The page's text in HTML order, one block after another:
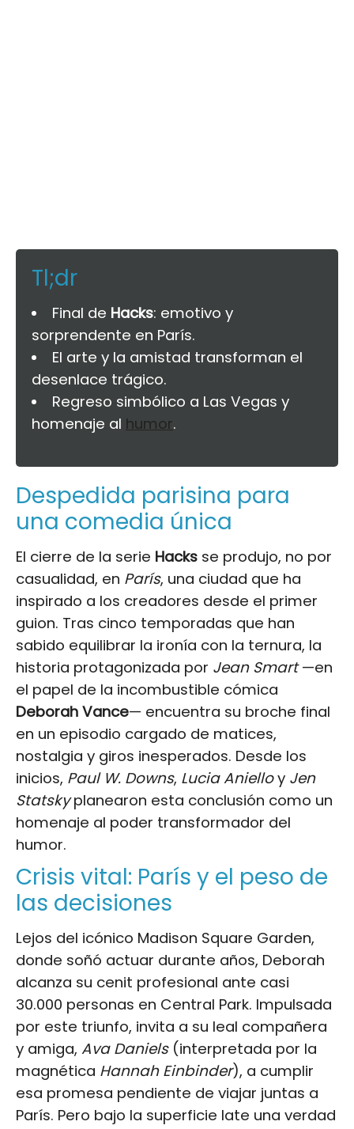
Tl;dr
Final de Hacks: emotivo y
sorprendente en París.
El arte y la amistad transforman el
desenlace trágico.
Regreso simbólico a Las Vegas y
homenaje al humor.
Despedida parisina para
una comedia única
El cierre de la serie Hacks se produjo, no por
casualidad, en París, una ciudad que ha
inspirado a los creadores desde el primer
guion. Tras cinco temporadas que han
sabido equilibrar la ironía con la ternura, la
historia protagonizada por Jean Smart—en
el papel de la incombustible cómica
Deborah Vance— encuentra su broche final
en un episodio cargado de matices,
nostalgia y giros inesperados. Desde los
inicios, Paul W. Downs, Lucia Anielloy Jen
Statskyplanearon esta conclusión como un
homenaje al poder transformador del
humor.
Crisis vital: París y el peso de
las decisiones
Lejos del icónico Madison Square Garden,
donde soñó actuar durante años, Deborah
alcanza su cenit profesional ante casi
30.000 personas en Central Park. Impulsada
por este triunfo, invita a su leal compañera
y amiga, Ava Daniels(interpretada por la
magnética Hannah Einbinder), a cumplir
esa promesa pendiente de viajar juntas a
París. Pero bajo la superficie late una verdad